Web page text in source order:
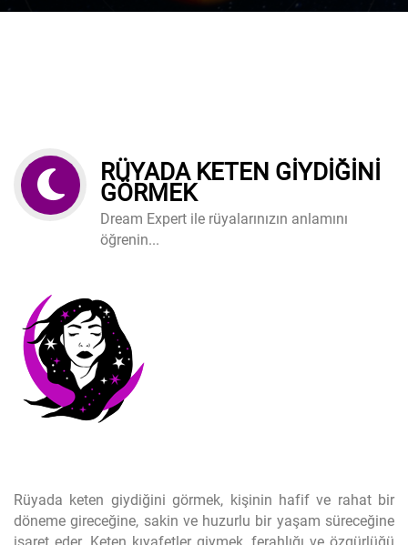
RÜYADA KETEN GIYDIĞINI
GÖRMEK
Dream Expert ile rüyalarınızın anlamını
öğrenin...
Rüyada keten giydiğini görmek, kişinin hafif ve rahat bir
döneme gireceğine, sakin ve huzurlu bir yaşam süreceğine